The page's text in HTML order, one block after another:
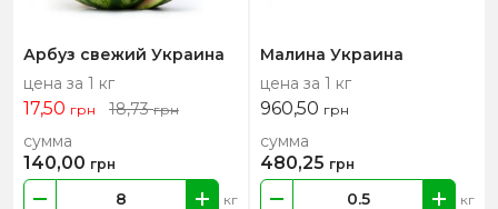
Арбуз свежий Украина
цена за 1 кг
17,50 грн 18,73грн
кг
сумма
140,00 грн
Малина Украина
цена за 1 кг
960,50 грн
кг
сумма
480,25 грн